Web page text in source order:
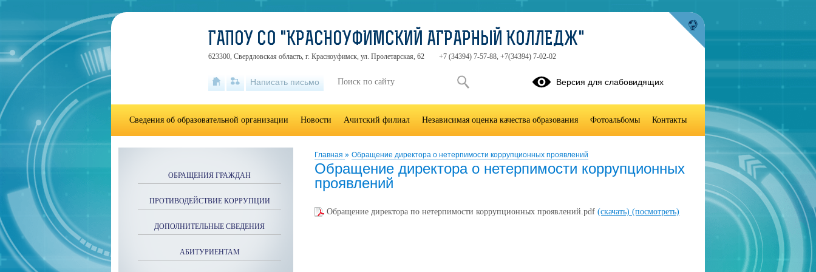
Главная » Обращение директора о нетерпимости коррупционных проявлений
Обращение директора о нетерпимости коррупционных
проявлений
Обращение директора по нетерпимости коррупционных проявлений.pdf (скачать) (посмотреть)
ОБРАЩЕНИЯ ГРАЖДАН
ПРОТИВОДЕЙСТВИЕ КОРРУПЦИИ
ДОПОЛНИТЕЛЬНЫЕ СВЕДЕНИЯ
АБИТУРИЕНТАМ
ГАПОУ СО "КРАСНОУФИМСКИЙ АГРАРНЫЙ КОЛЛЕДЖ"
623300, Свердловская область, г. Красноуфимск, ул. Пролетарская, 62 +7 (34394) 7-57-88, +7(34394) 7-02-02
Написать письмо Версия для слабовидящих
Сведения об образовательной организации Новости Ачитский филиал Независимая оценка качества образования Фотоальбомы Контакты